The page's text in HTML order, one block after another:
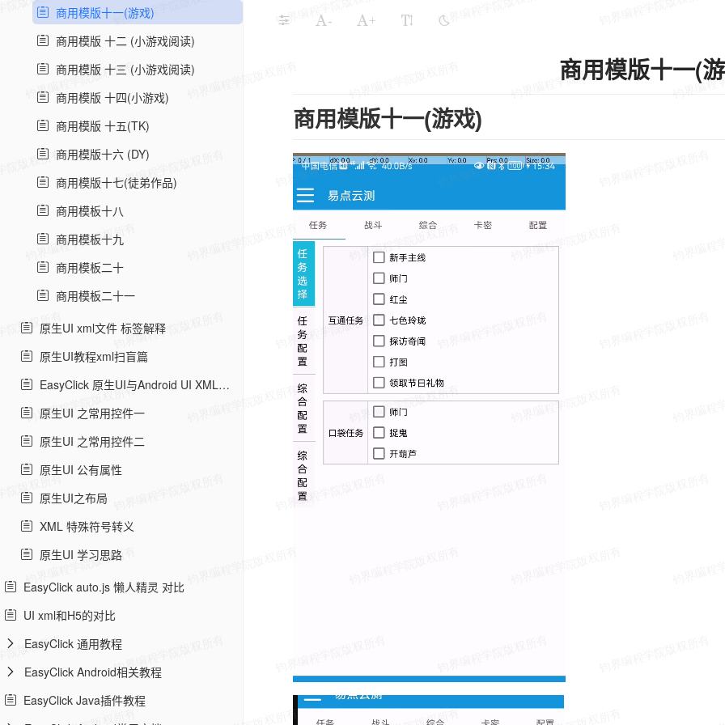
商用模版十一(游戏)
商用模版 十二 (小游戏阅读)
商用模版 十三 (小游戏阅读)
商用模版 十四(小游戏)
商用模版 十五(TK)
商用模版十六 (DY)
商用模版十七(徒弟作品)
商用模板十八
商用模板十九
商用模板二十
商用模板二十一
原生UI xml文件 标签解释
原生UI教程xml扫盲篇
EasyClick 原生UI与Android UI XML的区别
原生UI 之常用控件一
原生UI 之常用控件二
原生UI 公有属性
原生UI之布局
XML 特殊符号转义
原生UI 学习思路
EasyClick auto.js 懒人精灵 对比
UI xml和H5的对比
EasyClick 通用教程
EasyClick Android相关教程
EasyClick Java插件教程
- +
商用模版十一(
商用模版十一(游戏)